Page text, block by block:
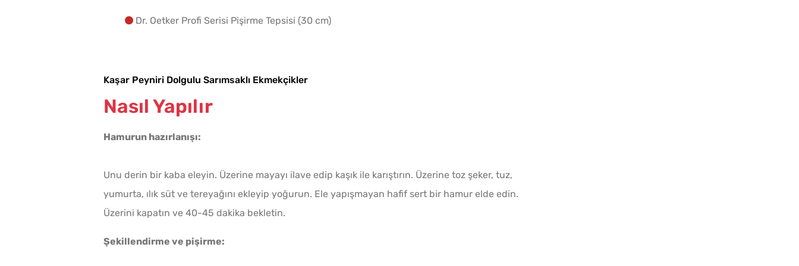
Dr. Oetker Profi Serisi Pişirme Tepsisi (30 cm)
Kaşar Peyniri Dolgulu Sarımsaklı Ekmekçikler
Nasıl Yapılır
Hamurun hazırlanışı:
Unu derin bir kaba eleyin. Üzerine mayayı ilave edip kaşık ile karıştırın. Üzerine toz şeker, tuz,
yumurta, ılık süt ve tereyağını ekleyip yoğurun. Ele yapışmayan hafif sert bir hamur elde edin.
Üzerini kapatın ve 40-45 dakika bekletin.
Şekillendirme ve pişirme: